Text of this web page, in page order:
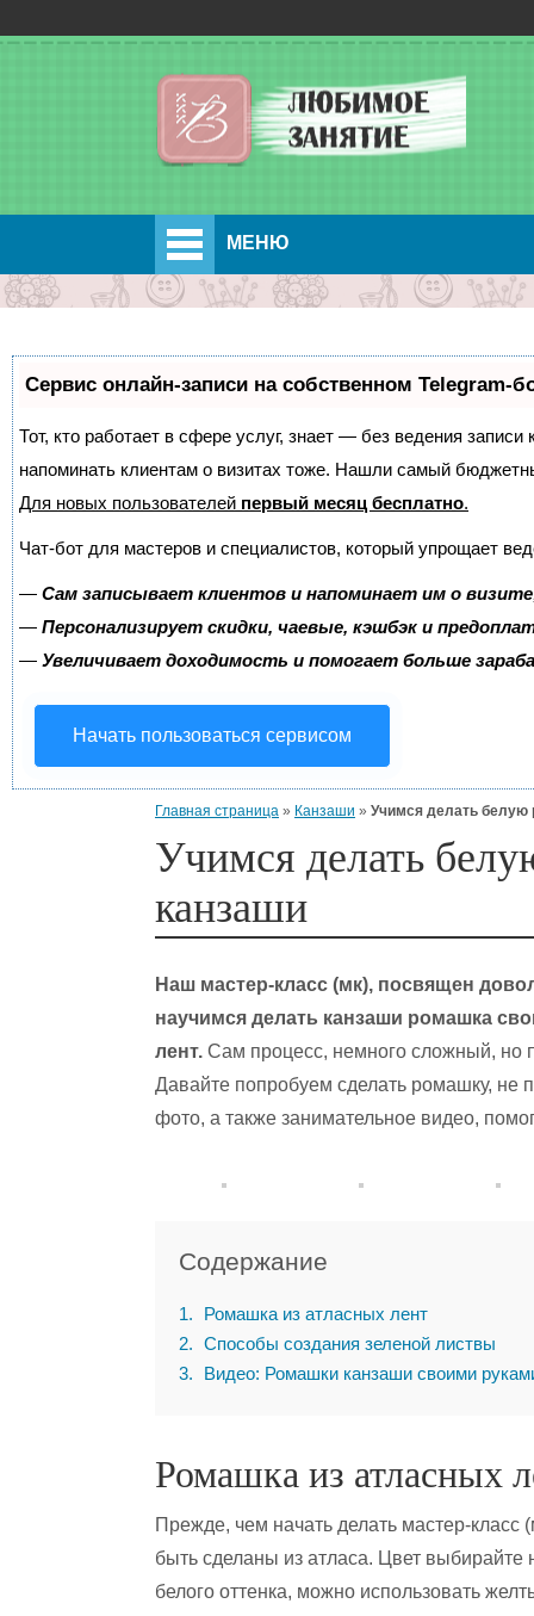
МЕНЮ
Сервис онлайн-записи на собственном Telegram-
Тот, кто работает в сфере услуг, знает — без ведения
напоминать клиентам о визитах тоже. Нашли самый
Для новых пользователей первый месяц бесплатно.
Чат-бот для мастеров и специалистов, который упрощает
— Сам записывает клиентов и напоминает им о
— Персонализирует скидки, чаевые, кэшбэк и
— Увеличивает доходимость и помогает больше
Начать пользоваться сервисом
Главная страница » Канзаши » Учимся делать белую
Учимся делать
канзаши
Наш мастер-класс (мк), посвящен
научимся делать канзаши ромашка
лент. Сам процесс, немного сложный, но
Давайте попробуем сделать ромашку, не
фото, а также занимательное видео,
Содержание
1
Ромашка из атласных лент
2
Способы создания зеленой листвы
3
Видео: Ромашки канзаши своими
Ромашка из атласных
Прежде, чем начать делать мастер-
быть сделаны из атласа. Цвет выбирайте
белого оттенка, можно использовать